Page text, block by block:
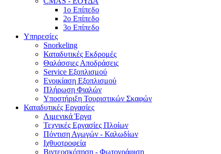
1ο Επίπεδο
2ο Επίπεδο
3ο Επίπεδο
Υπηρεσίες
Snorkeling
Καταδυτικές Εκδρομές
Θαλάσσιες Αποδράσεις
Service Εξοπλισμού
Ενοικίαση Εξοπλισμού
Πλήρωση Φιαλών
Υποστήριξη Τουριστικών Σκαφών
Καταδυτικές Εργασίες
Λιμενικά Έργα
Τεχνικές Εργασίες Πλοίων
Πόντιση Αγωγών - Καλωδίων
Ιχθυοτροφεία
Βιντεοσκόπηση - Φωτογράφιση